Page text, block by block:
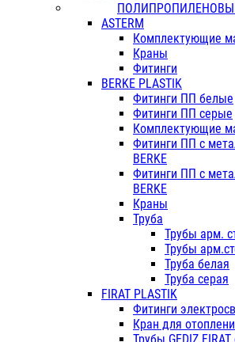
ASTERM
Комплектующие
Краны
Фитинги
BERKE PLASTIK
Фитинги ПП белые
Фитинги ПП серые
Комплектующие
Фитинги ПП с
BERKE
Фитинги ПП с
BERKE
Краны
Труба
Трубы арм.
Трубы
Труба белая
Труба серая
FIRAT PLASTIK
Фитинги
Кран для